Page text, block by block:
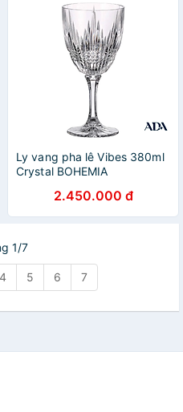
Ly vang pha lê Vibes 380ml
Crystal BOHEMIA
2.450.000 đ
1/7
4 5 6 7